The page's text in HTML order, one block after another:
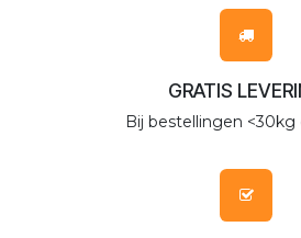
GRATIS
Bij bestellingen <30kg